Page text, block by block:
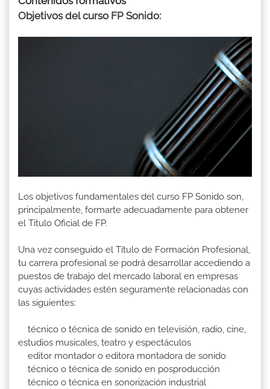
Objetivos del curso FP Sonido:
Los objetivos fundamentales del curso FP Sonido son,
principalmente, formarte adecuadamente para obtener
el Titulo Oficial de FP.
Una vez conseguido el Título de Formación Profesional,
tu carrera profesional se podrá desarrollar accediendo a
puestos de trabajo del mercado laboral en empresas
cuyas actividades estén seguramente relacionadas con
las siguientes:
técnico o técnica de sonido en televisión, radio, cine,
estudios musicales, teatro y espectáculos
editor montador o editora montadora de sonido
técnico o técnica de sonido en posproducción
técnico o técnica en sonorización industrial